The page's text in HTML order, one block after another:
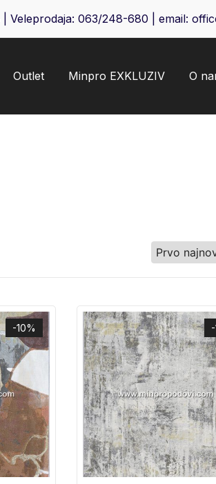
| Veleprodaja: 063/248-680 | email:
Outlet Minpro EXKLUZIV O
-10%